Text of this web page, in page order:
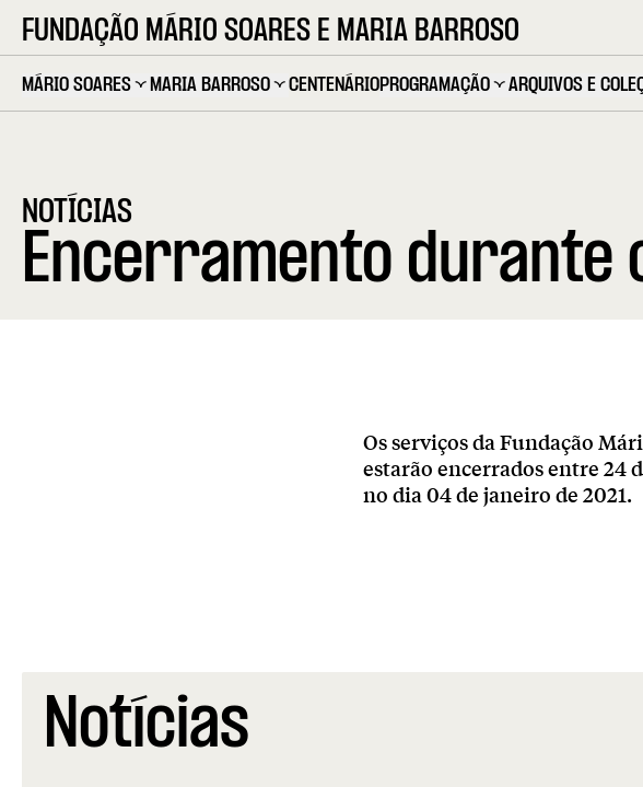
FUNDAÇÃO MÁRIO SOARES E MARIA BARROSO
MÁRIO SOARES MARIA BARROSO CENTENÁRIOPROGRAMAÇÃO ARQUIVOS E
NOTÍCIAS
Encerramento durante
Os serviços da Fundação
estarão encerrados entre 24
no dia 04 de janeiro de 2021.
Notícias